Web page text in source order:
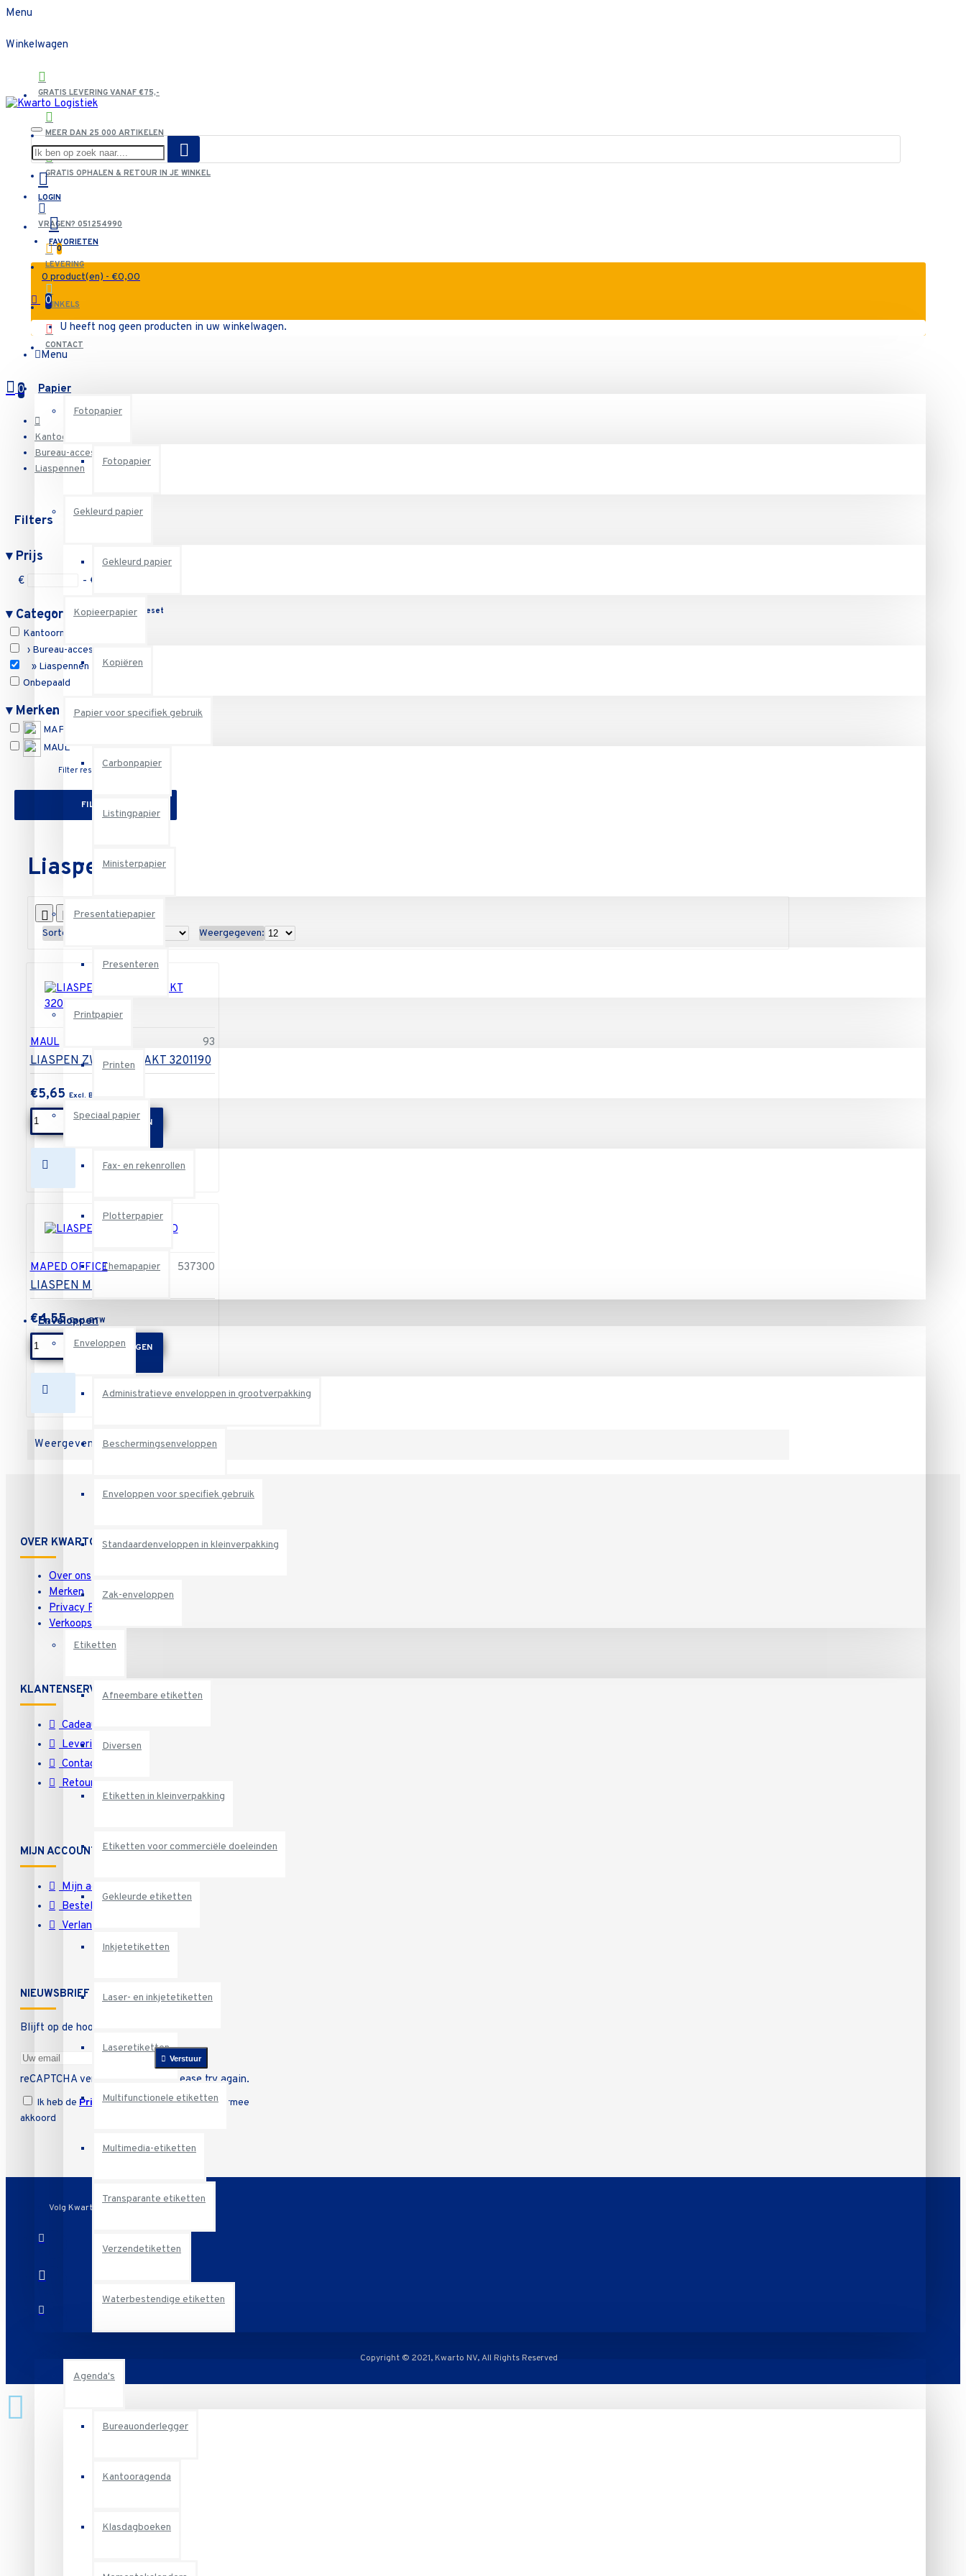
Menu
Winkelwagen
GRATIS LEVERING VANAF €75,-
MEER DAN 25 000 ARTIKELEN
GRATIS OPHALEN & RETOUR IN JE WINKEL
VRAGEN? 051254990
LEVERING
WINKELS
CONTACT
LOGIN
FAVORIETEN
0
0 product(en) - €0,00
0
U heeft nog geen producten in uw winkelwagen.
Menu
Papier
Fotopapier
Fotopapier
Gekleurd papier
Gekleurd papier
Kopieerpapier
Kopiëren
Papier voor specifiek gebruik
Carbonpapier
Listingpapier
Ministerpapier
Presentatiepapier
Presenteren
Printpapier
Printen
Speciaal papier
Fax- en rekenrollen
Plotterpapier
Themapapier
Enveloppen
Enveloppen
Administratieve enveloppen in grootverpakking
Beschermingsenveloppen
Enveloppen voor specifiek gebruik
Standaardenveloppen in kleinverpakking
Zak-enveloppen
Etiketten
Afneembare etiketten
Diversen
Etiketten in kleinverpakking
Etiketten voor commerciële doeleinden
Gekleurde etiketten
Inkjetetiketten
Laser- en inkjetetiketten
Laseretiketten
Multifunctionele etiketten
Multimedia-etiketten
Transparante etiketten
Verzendetiketten
Waterbestendige etiketten
Agenda's
Bureauonderlegger
Kantooragenda
Klasdagboeken
0
Kantoormateriaal
Bureau-accessoires
Liaspennen
Filters
▾Prijs
€ - €
▾Categorieën Reset
Kantoormateriaal
› Bureau-accessoires
» Liaspennen
Onbepaald
▾Merken Reset
MAPED OFFICE
MAUL
Filter resetten
FILTER
Liaspennen
Sorteren op: Weergegeven:
MAUL 93
LIASPEN ZWART GELAKT 3201190
€5,65
IN WINKELWAGEN
MAPED OFFICE 537300
LIASPEN METAL MAPED
€4,55
IN WINKELWAGEN
Weergeven 1 t/m 2 van in totaal 2
OVER KWARTO
Over ons
Merken
Privacy Policy
Verkoopsvoorwaarden
KLANTENSERVICE
Cadeaubon
Levering
Contact
Retourneren
MIJN ACCOUNT
Mijn account
Bestelgeschiedenis
Verlanglijst
NIEUWSBRIEF
Blijft op de hoogte van onze promoties
Verstuur
reCAPTCHA verification failed! Please try again.
Ik heb de Privacy Policygelezen en ga hiermee
akkoord
Volg Kwarto
Copyright © 2021, Kwarto NV, All Rights Reserved